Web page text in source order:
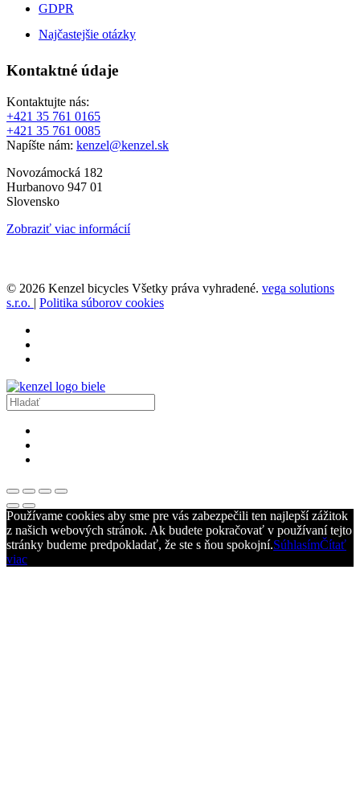
GDPR
Najčastejšie otázky
Kontaktné údaje
Kontaktujte nás:
+421 35 761 0165
+421 35 761 0085
Napíšte nám: kenzel@kenzel.sk
Novozámocká 182
Hurbanovo 947 01
Slovensko
Zobraziť viac informácií
© 2026 Kenzel bicycles Všetky práva vyhradené. vega solutions
s.r.o. | Politika súborov cookies
Používame cookies aby sme pre vás zabezpečili ten najlepší zážitok
z našich webových stránok. Ak budete pokračovať v používaní tejto
stránky budeme predpokladať, že ste s ňou spokojní.SúhlasímČítať
viac